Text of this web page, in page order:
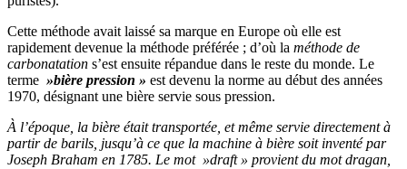
Cette méthode avait laissé sa marque en Europe où elle est
rapidement devenue la méthode préférée ; d’où la méthode de
carbonatation s’est ensuite répandue dans le reste du monde. Le
terme »bière pression » est devenu la norme au début des années
1970, désignant une bière servie sous pression.
À l’époque, la bière était transportée, et même servie directement à
partir de barils, jusqu’à ce que la machine à bière soit inventé par
Joseph Braham en 1785. Le mot »draft » provient du mot dragan,